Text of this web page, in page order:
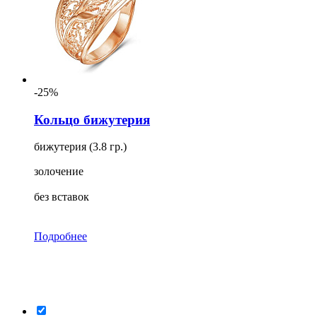
-25%
Кольцо бижутерия
бижутерия (3.8 гр.)
золочение
без вставок
Подробнее